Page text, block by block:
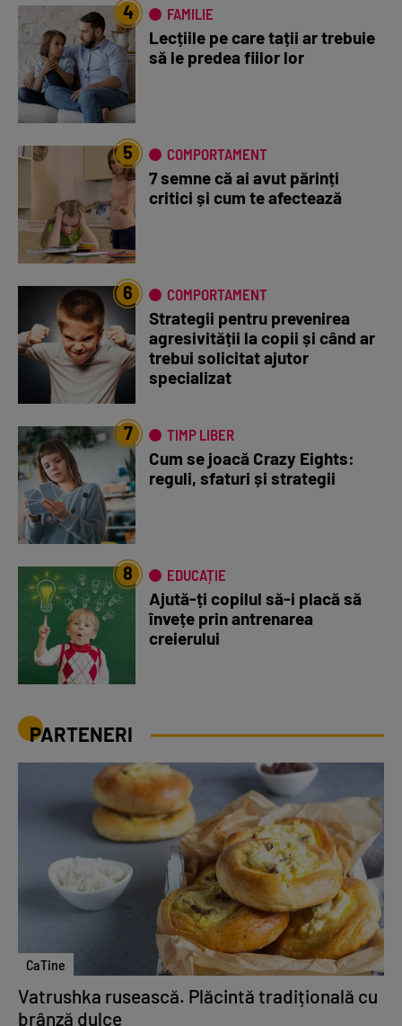
4 FAMILIE
Lecțiile pe care tații ar trebuie
să le predea fiilor lor
5 COMPORTAMENT
7 semne că ai avut părinți
critici și cum te afectează
6 COMPORTAMENT
Strategii pentru prevenirea
agresivității la copii și când ar
trebui solicitat ajutor
specializat
7 TIMP LIBER
Cum se joacă Crazy Eights:
reguli, sfaturi și strategii
8 EDUCAȚIE
Ajută-ți copilul să-i placă să
învețe prin antrenarea
creierului
PARTENERI
CaTine
Vatrushka rusească. Plăcintă tradițională cu
brânză dulce